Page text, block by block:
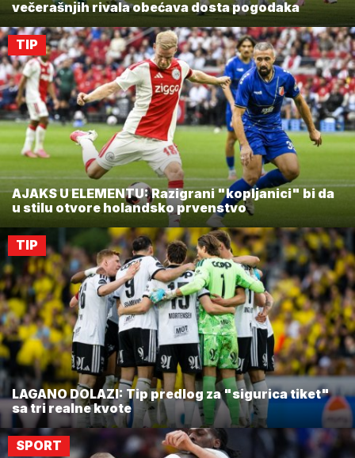
večerašnjih rivala obećava dosta pogodaka
TIP
AJAKS U ELEMENTU: Razigrani "kopljanici" bi da
u stilu otvore holandsko prvenstvo
TIP
LAGANO DOLAZI: Tip predlog za "sigurica tiket"
sa tri realne kvote
SPORT